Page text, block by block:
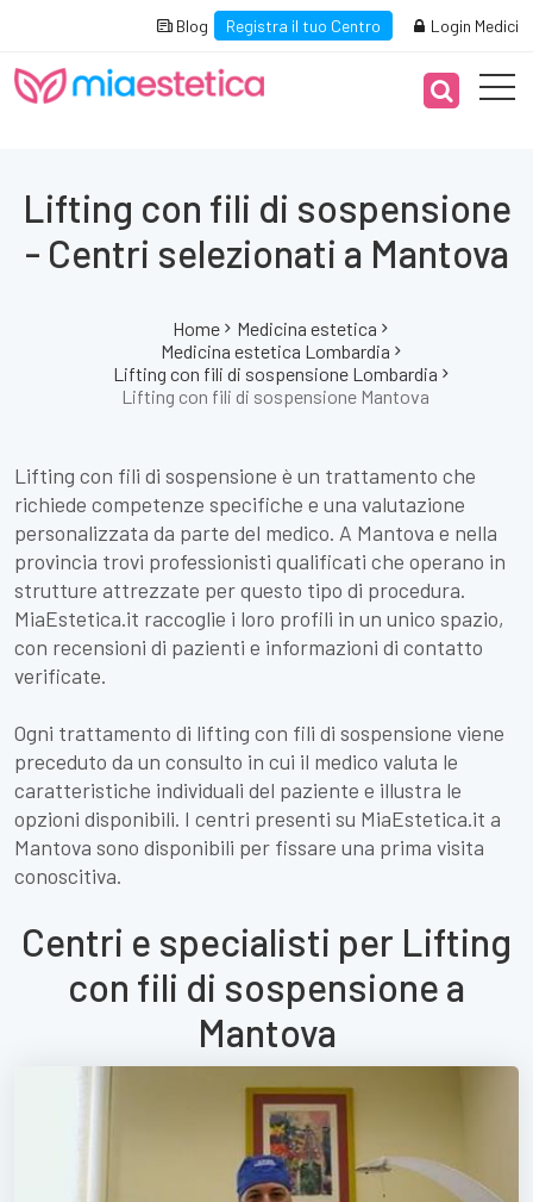
Blog Registra il tuo Centro Login Medici
Lifting con fili di sospensione
- Centri selezionati a Mantova
Home
Medicina estetica
Medicina estetica Lombardia
Lifting con fili di sospensione Lombardia
Lifting con fili di sospensione Mantova
Lifting con fili di sospensione è un trattamento che
richiede competenze specifiche e una valutazione
personalizzata da parte del medico. A Mantova e nella
provincia trovi professionisti qualificati che operano in
strutture attrezzate per questo tipo di procedura.
MiaEstetica.it raccoglie i loro profili in un unico spazio,
con recensioni di pazienti e informazioni di contatto
verificate.
Ogni trattamento di lifting con fili di sospensione viene
preceduto da un consulto in cui il medico valuta le
caratteristiche individuali del paziente e illustra le
opzioni disponibili. I centri presenti su MiaEstetica.it a
Mantova sono disponibili per fissare una prima visita
conoscitiva.
Centri e specialisti per Lifting
con fili di sospensione a
Mantova